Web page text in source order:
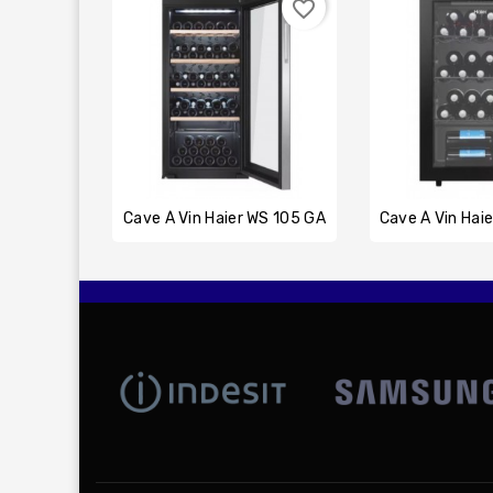
Cave À Vin Haier WS 105 GA
favorite_border
Cave À Vin